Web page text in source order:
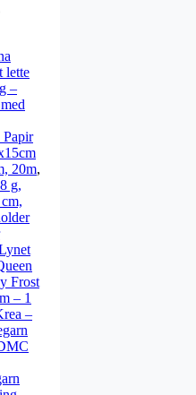
lette
–
Papir
20m,
g,
Frost
– 1
–